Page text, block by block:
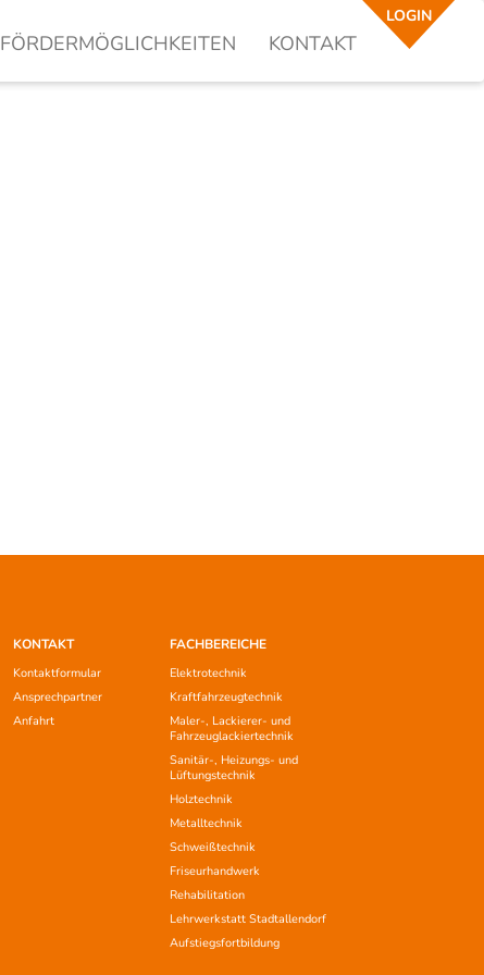
LOGIN
FÖRDERMÖGLICHKEITEN KONTAKT
KONTAKT
Kontaktformular
Ansprechpartner
Anfahrt
FACHBEREICHE
Elektrotechnik
Kraftfahrzeugtechnik
Maler-, Lackierer- und
Fahrzeuglackiertechnik
Sanitär-, Heizungs- und
Lüftungstechnik
Holztechnik
Metalltechnik
Schweißtechnik
Friseurhandwerk
Rehabilitation
Lehrwerkstatt Stadtallendorf
Aufstiegsfortbildung